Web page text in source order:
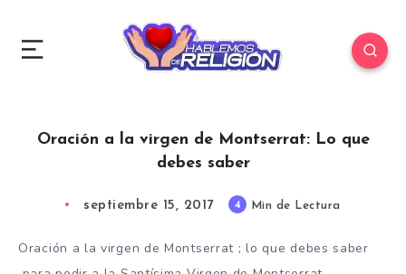
Oración a la virgen de Montserrat: Lo que
debes saber
septiembre 15, 2017 4 Min de Lectura
Oración a la virgen de Montserrat ; lo que debes saber